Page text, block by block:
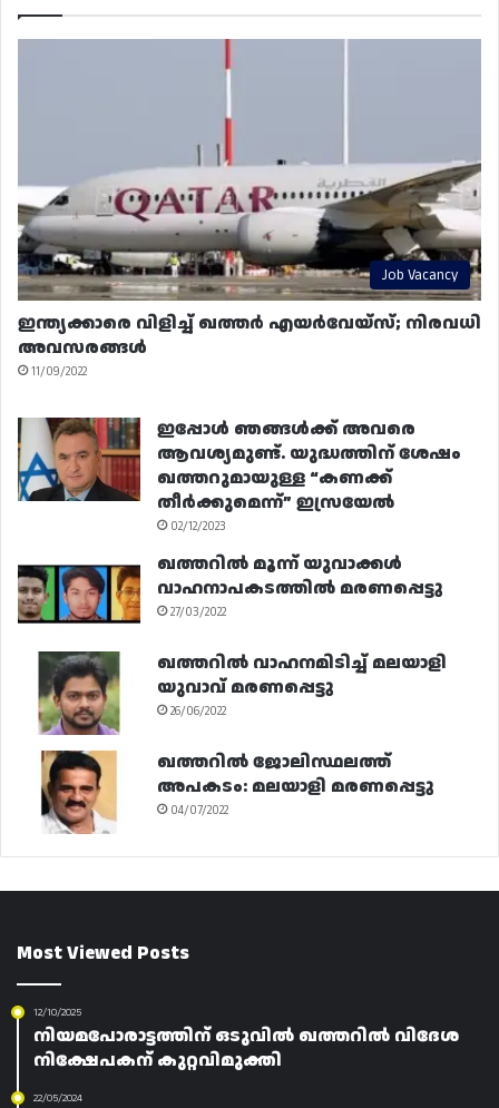
Job Vacancy
ഇന്ത്യക്കാരെ വിളിച്ച് ഖത്തർ എയർവേയ്‌സ്; നിരവധി
അവസരങ്ങൾ
11/09/2022
ഇപ്പോൾ ഞങ്ങൾക്ക് അവരെ
ആവശ്യമുണ്ട്. യുദ്ധത്തിന് ശേഷം
ഖത്തറുമായുള്ള “കണക്ക്
തീർക്കുമെന്ന്” ഇസ്രയേൽ
02/12/2023
ഖത്തറിൽ മൂന്ന് യുവാക്കൾ
വാഹനാപകടത്തിൽ മരണപ്പെട്ടു
27/03/2022
ഖത്തറിൽ വാഹനമിടിച്ച് മലയാളി
യുവാവ് മരണപ്പെട്ടു
26/06/2022
ഖത്തറിൽ ജോലിസ്ഥലത്ത്
അപകടം: മലയാളി മരണപ്പെട്ടു
04/07/2022
Most Viewed Posts
12/10/2025
നിയമപോരാട്ടത്തിന് ഒടുവിൽ ഖത്തറിൽ വിദേശ
നിക്ഷേപകന് കുറ്റവിമുക്തി
22/05/2024